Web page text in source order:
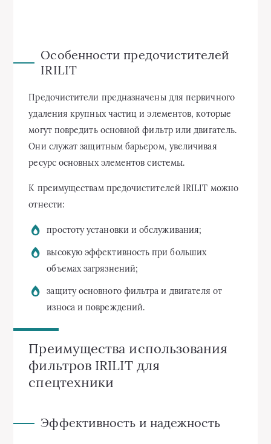
Особенности предочистителей
IRILIT
Предочистители предназначены для первичного
удаления крупных частиц и элементов, которые
могут повредить основной фильтр или двигатель.
Они служат защитным барьером, увеличивая
ресурс основных элементов системы.
К преимуществам предочистителей IRILIT можно
отнести:
простоту установки и обслуживания;
высокую эффективность при больших
объемах загрязнений;
защиту основного фильтра и двигателя от
износа и повреждений.
Преимущества использования
фильтров IRILIT для
спецтехники
Эффективность и надежность